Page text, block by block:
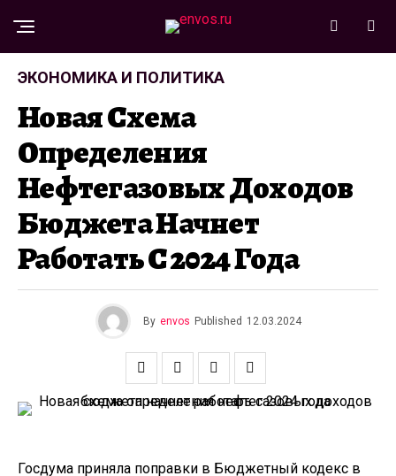
ЭКОНОМИКА И ПОЛИТИКА
Новая Схема
Определения
Нефтегазовых Доходов
Бюджета Начнет
Работать С 2024 Года
By envos Published 12.03.2024
Госдума приняла поправки в Бюджетный кодекс в